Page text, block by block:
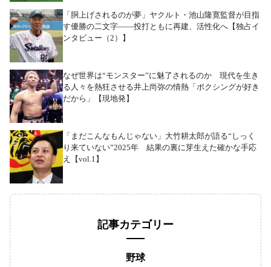
「胴上げされるのが夢」ヤクルト・池山隆寛監督が目指
す優勝の二文字――投打ともに再建、活性化へ【独占イ
ンタビュー（2）】
なぜ世界は“モンスター”に魅了されるのか 現代を生き
る人々を熱狂させる井上尚弥の情熱「ボクシングが好き
だから」【現地発】
「まだこんなもんじゃない」大竹耕太郎が語る“しっく
り来ていない”2025年 結果の裏に芽生えた確かな手応
え【vol.1】
記事カテゴリー
野球